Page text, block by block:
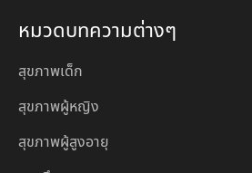
หมวดบทความต่างๆ
สุขภาพเด็ก
สุขภาพผู้หญิง
สุขภาพผู้สูงอายุ